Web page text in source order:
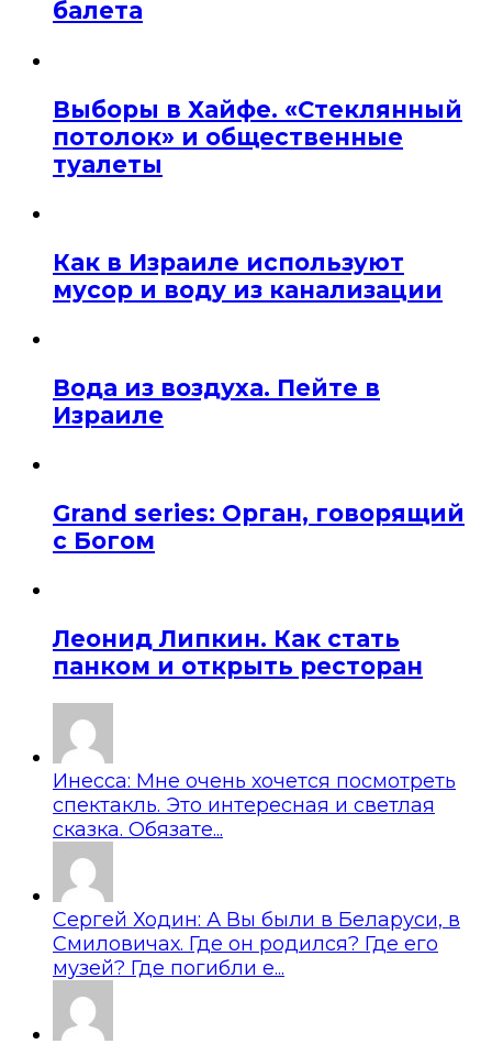
балета
Выборы в Хайфе. «Стеклянный
потолок» и общественные
туалеты
Как в Израиле используют
мусор и воду из канализации
Вода из воздуха. Пейте в
Израиле
Grand series: Орган, говорящий
с Богом
Леонид Липкин. Как стать
панком и открыть ресторан
Инесса: Мне очень хочется посмотреть
спектакль. Это интересная и светлая
сказка. Обязате...
Сергей Ходин: А Вы были в Беларуси, в
Смиловичах. Где он родился? Где его
музей? Где погибли е...